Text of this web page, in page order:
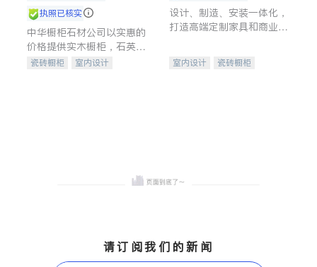
执照已核实
中华橱柜石材公司以实惠的
价格提供实木橱柜，石英石
台面，多种优质不锈钢水
瓷砖橱柜
室内设计
设计、制造、安装一体化，
打造高端定制家具和商业空
室内设计
瓷砖橱柜
请订阅我们的新闻